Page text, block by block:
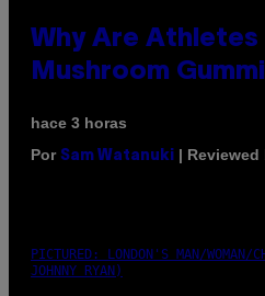
Why Are Athletes
Mushroom
hace 3 horas
Por Sam Watanuki | Reviewed
PICTURED: LONDON'S MAN/WOMAN/
JOHNNY RYAN)